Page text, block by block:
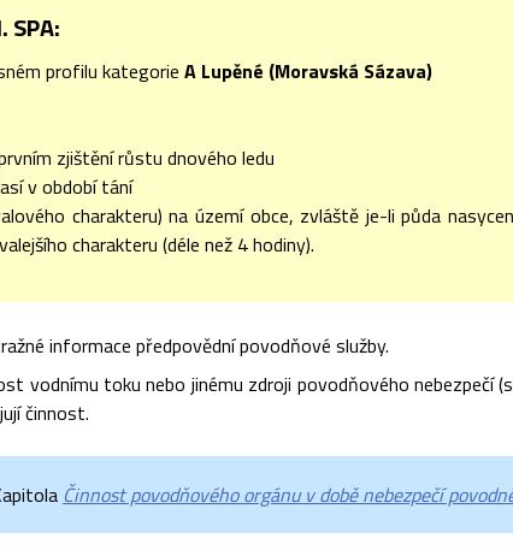
SPA:
profilu kategorie A Lupěné (Moravská Sázava)
zjištění růstu dnového ledu
v období tání
charakteru) na území obce, zvláště je-li půda
charakteru (déle než 4 hodiny).
informace předpovědní povodňové služby.
vodnímu toku nebo jinému zdroji povodňového nebezpečí
činnost.
Činnost povodňového orgánu v době nebezpečí